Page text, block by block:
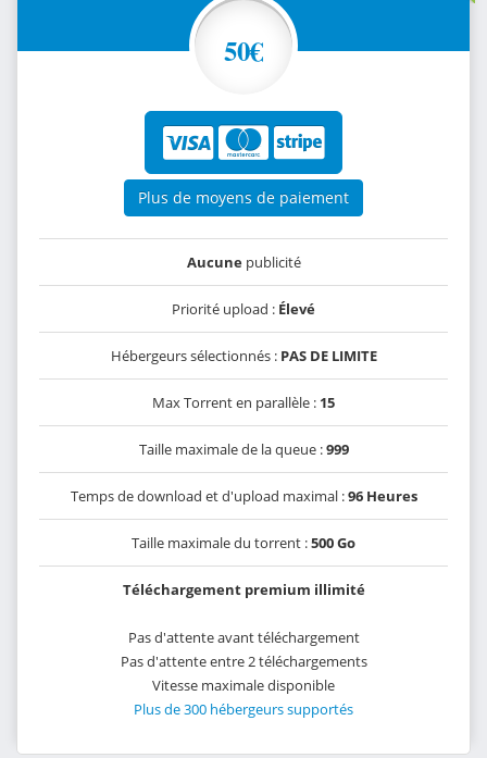
50€
Plus de moyens de paiement
Aucunepublicité
Priorité upload : Élevé
Hébergeurs sélectionnés : PAS DE LIMITE
Max Torrent en parallèle : 15
Taille maximale de la queue :999
Temps de download et d'upload maximal :96 Heures
Taille maximale du torrent :500 Go
Téléchargement premium illimité
Pas d'attente avant téléchargement
Pas d'attente entre 2 téléchargements
Vitesse maximale disponible
Plus de 300 hébergeurs supportés